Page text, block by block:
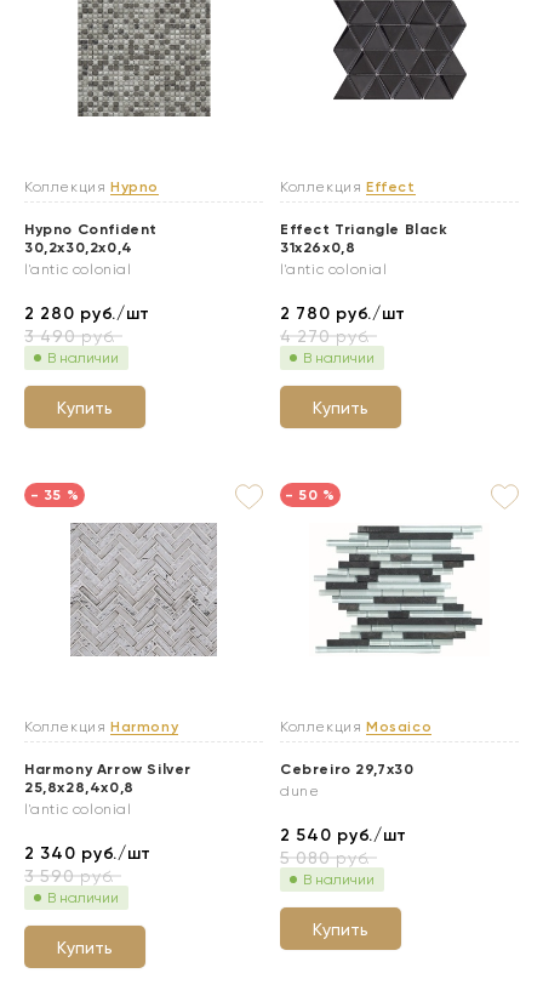
Коллекция Hypno
Hypno Confident
30,2x30,2x0,4
l'antic colonial
2 280 руб./шт
3 490руб.
В наличии
Купить
Коллекция Effect
Effect Triangle Black
31x26x0,8
l'antic colonial
2 780 руб./шт
4 270руб.
В наличии
Купить
- 35 %
Коллекция Harmony
Harmony Arrow Silver
25,8x28,4x0,8
l'antic colonial
2 340 руб./шт
3 590руб.
В наличии
Купить
- 50 %
Коллекция Mosaico
Cebreiro 29,7x30
dune
2 540 руб./шт
5 080руб.
В наличии
Купить